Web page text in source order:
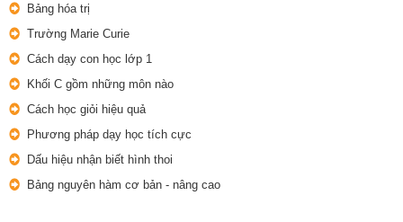
Bảng hóa trị
Trường Marie Curie
Cách dạy con học lớp 1
Khối C gồm những môn nào
Cách học giỏi hiệu quả
Phương pháp dạy học tích cực
Dấu hiệu nhận biết hình thoi
Bảng nguyên hàm cơ bản - nâng cao